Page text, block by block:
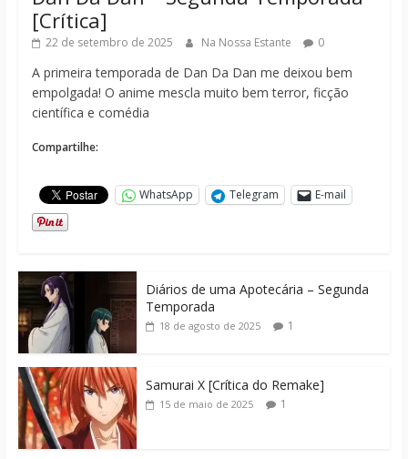
[Crítica]
22 de setembro de 2025 Na Nossa Estante 0
A primeira temporada de Dan Da Dan me deixou bem
empolgada! O anime mescla muito bem terror, ficção
científica e comédia
Compartilhe:
WhatsApp Telegram E-mail
Diários de uma Apotecária – Segunda
Temporada
18 de agosto de 2025 1
Samurai X [Crítica do Remake]
15 de maio de 2025 1